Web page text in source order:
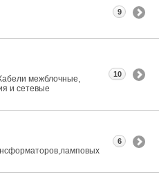
9
межблочные,
и сетевые
10
6